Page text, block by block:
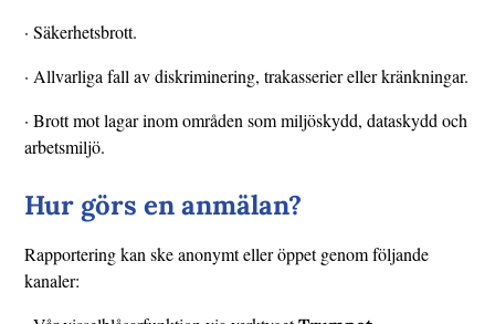
· Säkerhetsbrott.
· Allvarliga fall av diskriminering, trakasserier eller kränkningar.
· Brott mot lagar inom områden som miljöskydd, dataskydd och
arbetsmiljö.
Hur görs en anmälan?
Rapportering kan ske anonymt eller öppet genom följande
kanaler: